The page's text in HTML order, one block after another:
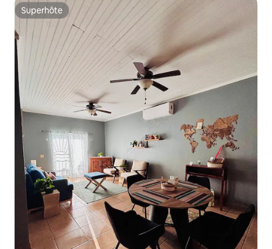
Superhôte
Superhôte